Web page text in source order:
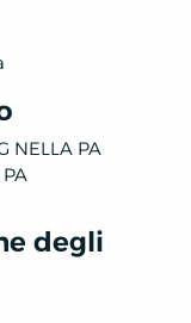
NELLA PA
degli